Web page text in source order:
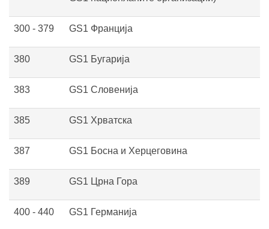
300 - 379 GS1 Франција
380 GS1 Бугарија
383 GS1 Словенија
385 GS1 Хрватска
387 GS1 Босна и Херцеговина
389 GS1 Црна Гора
400 - 440 GS1 Германија